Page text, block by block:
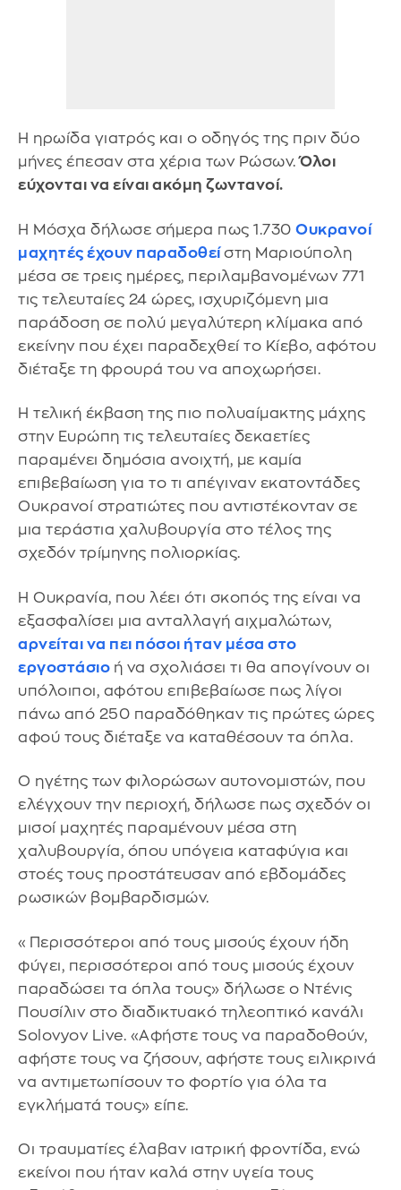
Η ηρωίδα γιατρός και ο οδηγός της πριν δύο
μήνες έπεσαν στα χέρια των Ρώσων.Όλοι
εύχονται να είναι ακόμη ζωντανοί.
Η Μόσχα δήλωσε σήμερα πως 1.730 Ουκρανοί
μαχητές έχουν παραδοθείστη Μαριούπολη
μέσα σε τρεις ημέρες, περιλαμβανομένων 771
τις τελευταίες 24 ώρες, ισχυριζόμενη μια
παράδοση σε πολύ μεγαλύτερη κλίμακα από
εκείνην που έχει παραδεχθεί το Κίεβο, αφότου
διέταξε τη φρουρά του να αποχωρήσει.
Η τελική έκβαση της πιο πολυαίμακτης μάχης
στην Ευρώπη τις τελευταίες δεκαετίες
παραμένει δημόσια ανοιχτή, με καμία
επιβεβαίωση για το τι απέγιναν εκατοντάδες
Ουκρανοί στρατιώτες που αντιστέκονταν σε
μια τεράστια χαλυβουργία στο τέλος της
σχεδόν τρίμηνης πολιορκίας.
Η Ουκρανία, που λέει ότι σκοπός της είναι να
εξασφαλίσει μια ανταλλαγή αιχμαλώτων,
αρνείται να πει πόσοι ήταν μέσα στο
εργοστάσιο ή να σχολιάσει τι θα απογίνουν οι
υπόλοιποι, αφότου επιβεβαίωσε πως λίγοι
πάνω από 250 παραδόθηκαν τις πρώτες ώρες
αφού τους διέταξε να καταθέσουν τα όπλα.
Ο ηγέτης των φιλορώσων αυτονομιστών, που
ελέγχουν την περιοχή, δήλωσε πως σχεδόν οι
μισοί μαχητές παραμένουν μέσα στη
χαλυβουργία, όπου υπόγεια καταφύγια και
στοές τους προστάτευσαν από εβδομάδες
ρωσικών βομβαρδισμών.
«Περισσότεροι από τους μισούς έχουν ήδη
φύγει, περισσότεροι από τους μισούς έχουν
παραδώσει τα όπλα τους» δήλωσε ο Ντένις
Πουσίλιν στο διαδικτυακό τηλεοπτικό κανάλι
Solovyov Live. «Αφήστε τους να παραδοθούν,
αφήστε τους να ζήσουν, αφήστε τους ειλικρινά
να αντιμετωπίσουν το φορτίο για όλα τα
εγκλήματά τους» είπε.
Οι τραυματίες έλαβαν ιατρική φροντίδα, ενώ
εκείνοι που ήταν καλά στην υγεία τους